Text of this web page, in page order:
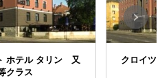
ホテル タリン 又
クラス
クロイ